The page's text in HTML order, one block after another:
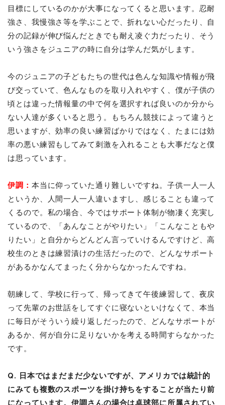
目標にしているのかが大事になってくると思います。忍耐
強さ、我慢強さ等を学ぶことで、折れない心だったり、自
分の記録が伸び悩んだときでも耐え凌ぐ力だったり、そう
いう強さをジュニアの時に自分は学んだ気がします。
今のジュニアの子どもたちの世代は色んな知識や情報が飛
び交っていて、色んなものを取り入れやすく、僕が子供の
頃とは違った情報量の中で何を選択すれば良いのか分から
ない人達が多くいると思う。もちろん競技によって違うと
思いますが、効率の良い練習ばかりではなく、たまには効
率の悪い練習もしてみて刺激を入れることも大事だなと僕
は思っています。
伊調 ： 本当に仰っていた通り難しいですね。子供一人一人
というか、人間一人一人違いますし、感じることも違って
くるので。私の場合、今ではサポート体制が物凄く充実し
ているので、「あんなことがやりたい」「こんなこともや
りたい」と自分からどんどん言っていけるんですけど、高
校生のときは練習漬けの生活だったので、どんなサポート
があるかなんてまったく分からなかったんですね。
朝練して、学校に行って、帰ってきて午後練習して、夜戻
って先輩のお世話をしてすぐに寝ないといけなくて、本当
に毎日がそういう繰り返しだったので、どんなサポートが
あるか、何が自分に足りないかを考える時間すらなかった
です。
Q. 日本ではまだまだ少ないですが、アメリカでは統計的
にみても複数のスポーツを掛け持ちをすることが当たり前
になっています。伊調さんの場合は卓球部に所属されてい